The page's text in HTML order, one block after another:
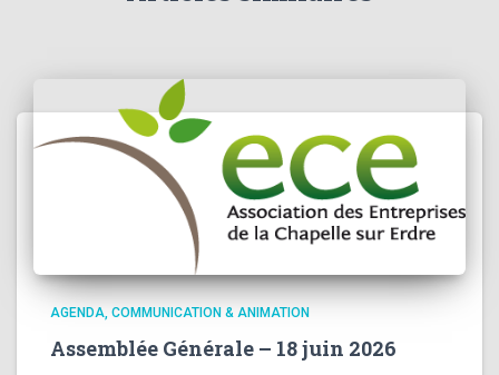
AGENDA COMMUNICATION & ANIMATION
Assemblée Générale – 18 juin 2026